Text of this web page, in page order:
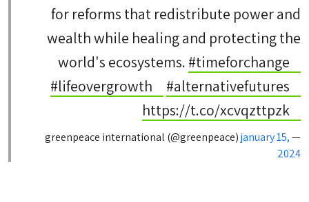
for reforms that redistribute power and
wealth while healing and protecting the
world's ecosystems. #timeforchange
#lifeovergrowth
#alternativefutures
https://t.co/xcvqzttpzk
— greenpeace international (@greenpeace)
january 15,
2024